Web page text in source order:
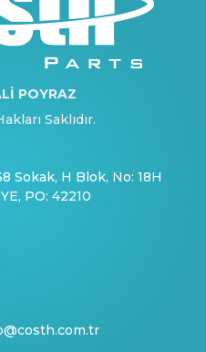
POYRAZ
Saklıdır.
Sokak, H Blok, No: 18H
PO: 42210